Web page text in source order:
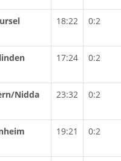
18:22 0:2
17:24 0:2
Nidda 23:32 0:2
19:21 0:2